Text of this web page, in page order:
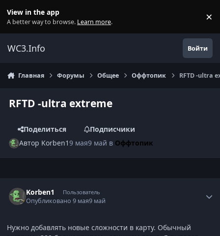
View in the app
A better way to browse. Learn more. ×
WC3.Info Войти
Главная Форумы Общее Оффтопик RFTD -ultra
RFTD -ultra extreme
Поделиться
Подписчики
Автор Korben19 мая9 май в Оффтопик
Korben1 Пользователь
Опубликовано9 мая9 май
Нужно добавлять новые сложности в карту. Обычный